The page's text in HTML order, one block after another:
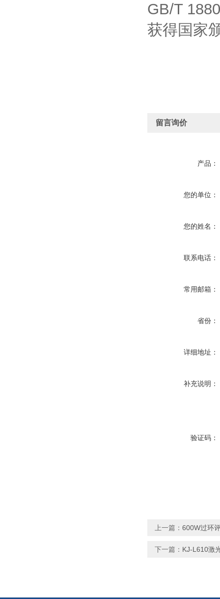
GB/T
获得国家
留言询价
产品：
您的单位：
您的姓名：
联系电话：
常用邮箱：
省份：
详细地址：
补充说明：
验证码：
上一篇： 600W过环
下一篇： KJ-L610激